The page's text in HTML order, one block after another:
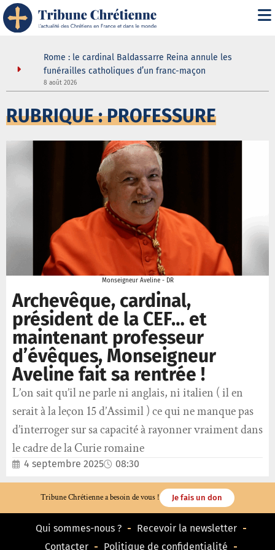
Rome : le cardinal Baldassarre Reina annule les
funérailles catholiques d’un franc-maçon
8 août 2026
RUBRIQUE : PROFESSURE
Monseigneur Aveline - DR
Archevêque, cardinal,
président de la CEF… et
maintenant professeur
d’évêques, Monseigneur
Aveline fait sa rentrée !
L’on sait qu’il ne parle ni anglais, ni italien ( il en
serait à la leçon 15 d’Assimil ) ce qui ne manque pas
d’interroger sur sa capacité à rayonner vraiment dans
le cadre de la Curie romaine
4 septembre 2025 08:30
Tribune Chrétienne a besoin de vous ! Je fais un don
Qui sommes-nous ?
Recevoir la newsletter
Contacter
Politique de confidentialité